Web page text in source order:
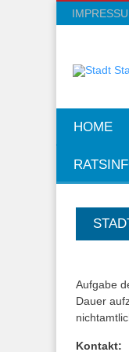
HOME
Aufgabe
Dauer
Kontakt: